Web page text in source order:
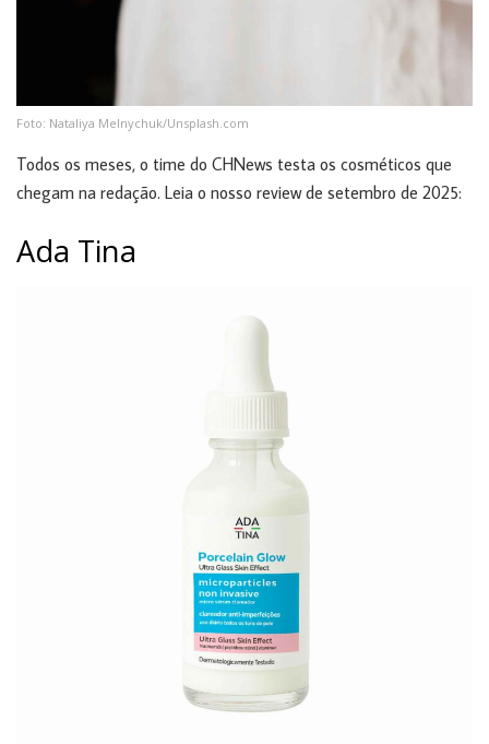
Foto: Nataliya Melnychuk/Unsplash.com
Todos os meses, o time do CHNews testa os cosméticos que
chegam na redação. Leia o nosso review de setembro de 2025:
Ada Tina